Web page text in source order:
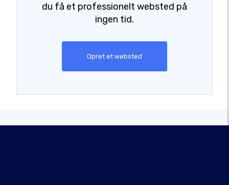
du få et professionelt websted på
ingen tid.
Opret et websted